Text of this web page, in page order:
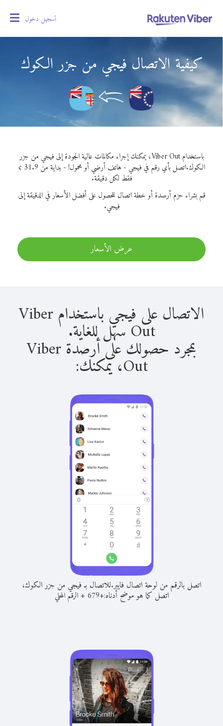
تسجيل دخول
كيفية الاتصال فيجي من جزر الكوك
باستخدام Viber Out، يمكنك إجراء مكالمات عالية الجودة إلى فيجي من جزر
الكوك.
اتصل بأي رقم في فيجي - هاتف أرضي أو محمول! - بداية من 31.9 ¢
فقط لكل دقيقة.
قم بشراء حزم أرصدة أو خطة اتصال للحصول على أفضل الأسعار في الدقيقة إلى
فيجي.
عرض الأسعار
الاتصال على فيجي باستخدام Viber
Out سهل للغاية.
بمجرد حصولك على أرصدة Viber
Out، يمكنك:
اتصل بالرقم من لوحة اتصال فايبر.للاتصال بـ فيجي من جزر الكوك،
اتصل كما هو موضح أدناه:+
679
+الرقم المحلي